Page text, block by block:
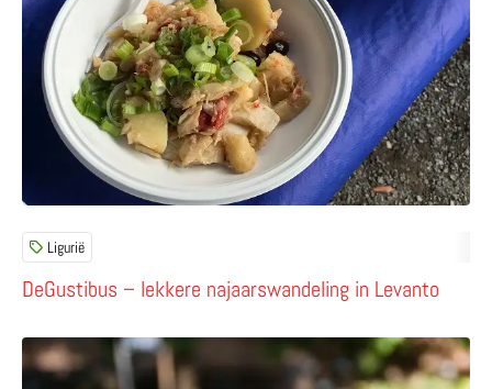
DeGustibus – lekkere najaarswandeling in Levanto
Ligurië
Lees meer over Orto Botanico di Brera – een oase van